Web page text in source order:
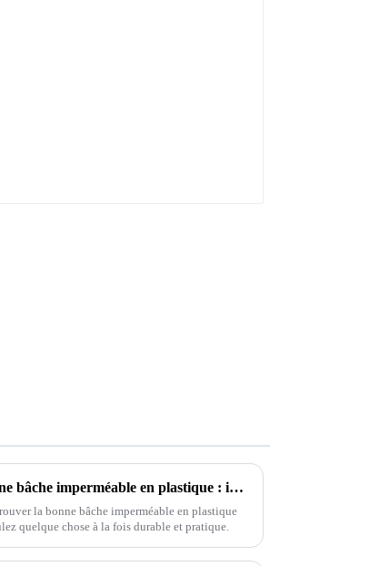
Guide ultime pour choisir la bonne bâche imperméable en plastique : informations et données dont vous avez besoin
la bonne bâche imperméable en plastique
quelque chose à la fois durable et pratique.